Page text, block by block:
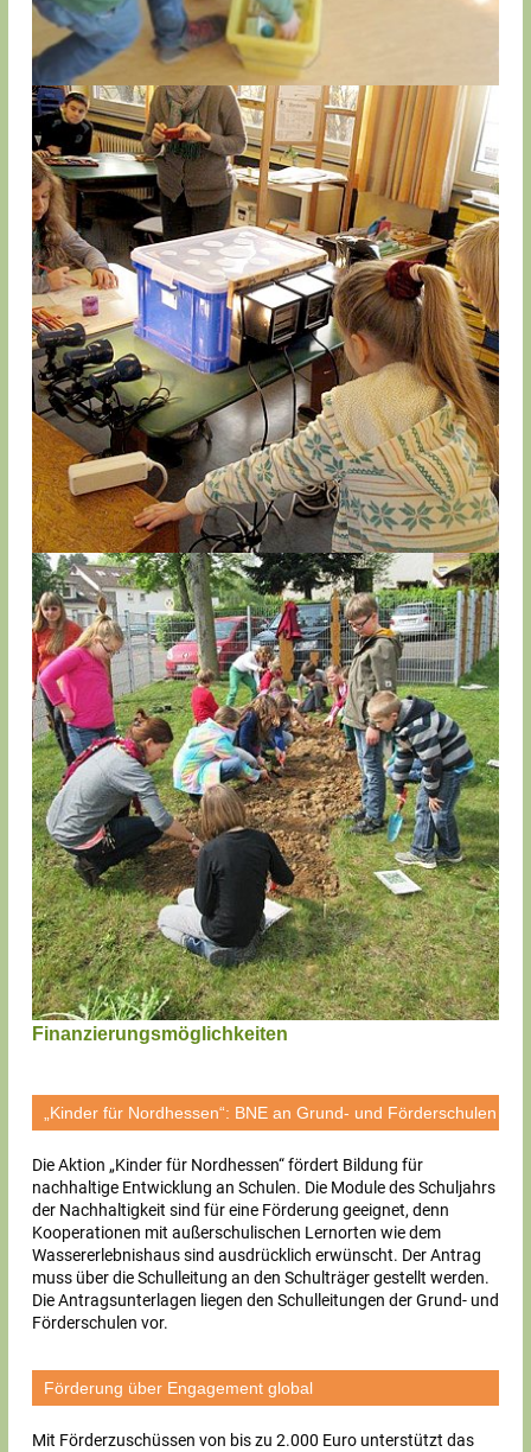
Finanzierungsmöglichkeiten
„Kinder für Nordhessen“: BNE an Grund- und Förderschulen
Die Aktion „Kinder für Nordhessen“ fördert Bildung für
nachhaltige Entwicklung an Schulen. Die Module des Schuljahrs
der Nachhaltigkeit sind für eine Förderung geeignet, denn
Kooperationen mit außerschulischen Lernorten wie dem
Wassererlebnishaus sind ausdrücklich erwünscht. Der Antrag
muss über die Schulleitung an den Schulträger gestellt werden.
Die Antragsunterlagen liegen den Schulleitungen der Grund- und
Förderschulen vor.
Förderung über Engagement global
Mit Förderzuschüssen von bis zu 2.000 Euro unterstützt das